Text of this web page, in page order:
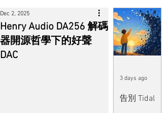
Henry Audio DA256 解碼
器開源哲學下的好聲
DAC
Dec 2, 2025
告別 Tidal
3 days ago